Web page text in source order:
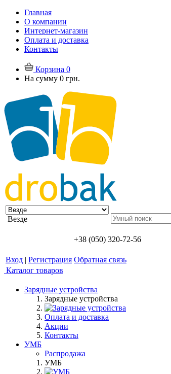
Главная
О компании
Интернет-магазин
Оплата и доставка
Контакты
Корзина 0
На сумму 0 грн.
Везде
+38 (050) 320-72-56
Вход | Регистрация Обратная связь
Каталог товаров
Зарядные устройства
Зарядные устройства
Оплата и доставка
Акции
Контакты
УМБ
Распродажа
УМБ